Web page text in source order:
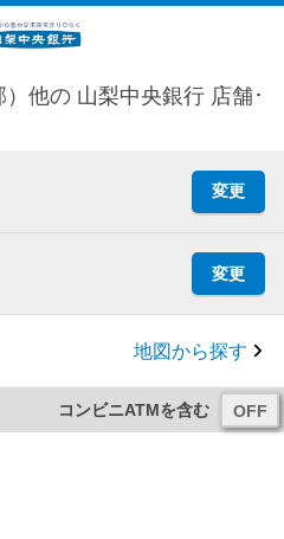
他の 山梨中央銀行 店舗･
変更
変更
地図から探す
コンビニATMを含む